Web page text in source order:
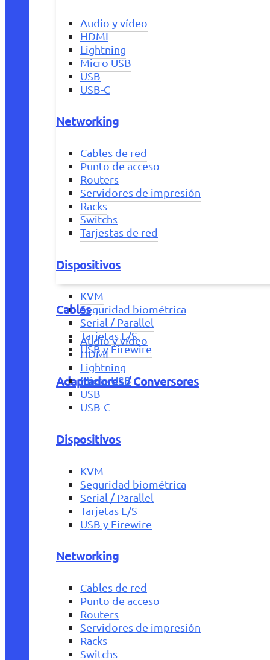
Audio y vídeo
HDMI
Lightning
Micro USB
USB
USB-C
Networking
Cables de red
Punto de acceso
Routers
Servidores de impresión
Racks
Switchs
Tarjestas de red
Dispositivos
KVM
Seguridad biométrica
Serial / Parallel
Tarjetas E/S
USB y Firewire
Adaptadores / Conversores
Cables
Audio y vídeo
HDMI
Lightning
Micro USB
USB
USB-C
Dispositivos
KVM
Seguridad biométrica
Serial / Parallel
Tarjetas E/S
USB y Firewire
Networking
Cables de red
Punto de acceso
Routers
Servidores de impresión
Racks
Switchs